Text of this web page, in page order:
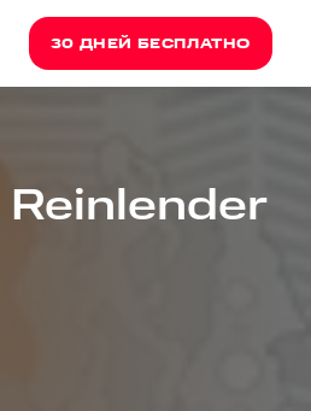
30 ДНЕЙ БЕСПЛАТНО